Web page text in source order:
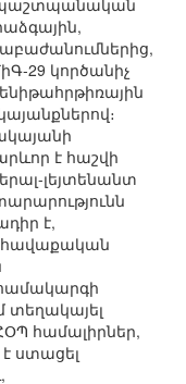
պաշտպանական
29 կործանիչ
է հաշվի
լեյտենանտ
է,
հավաքական
տեղակայել
համալիրներ,
ստացել